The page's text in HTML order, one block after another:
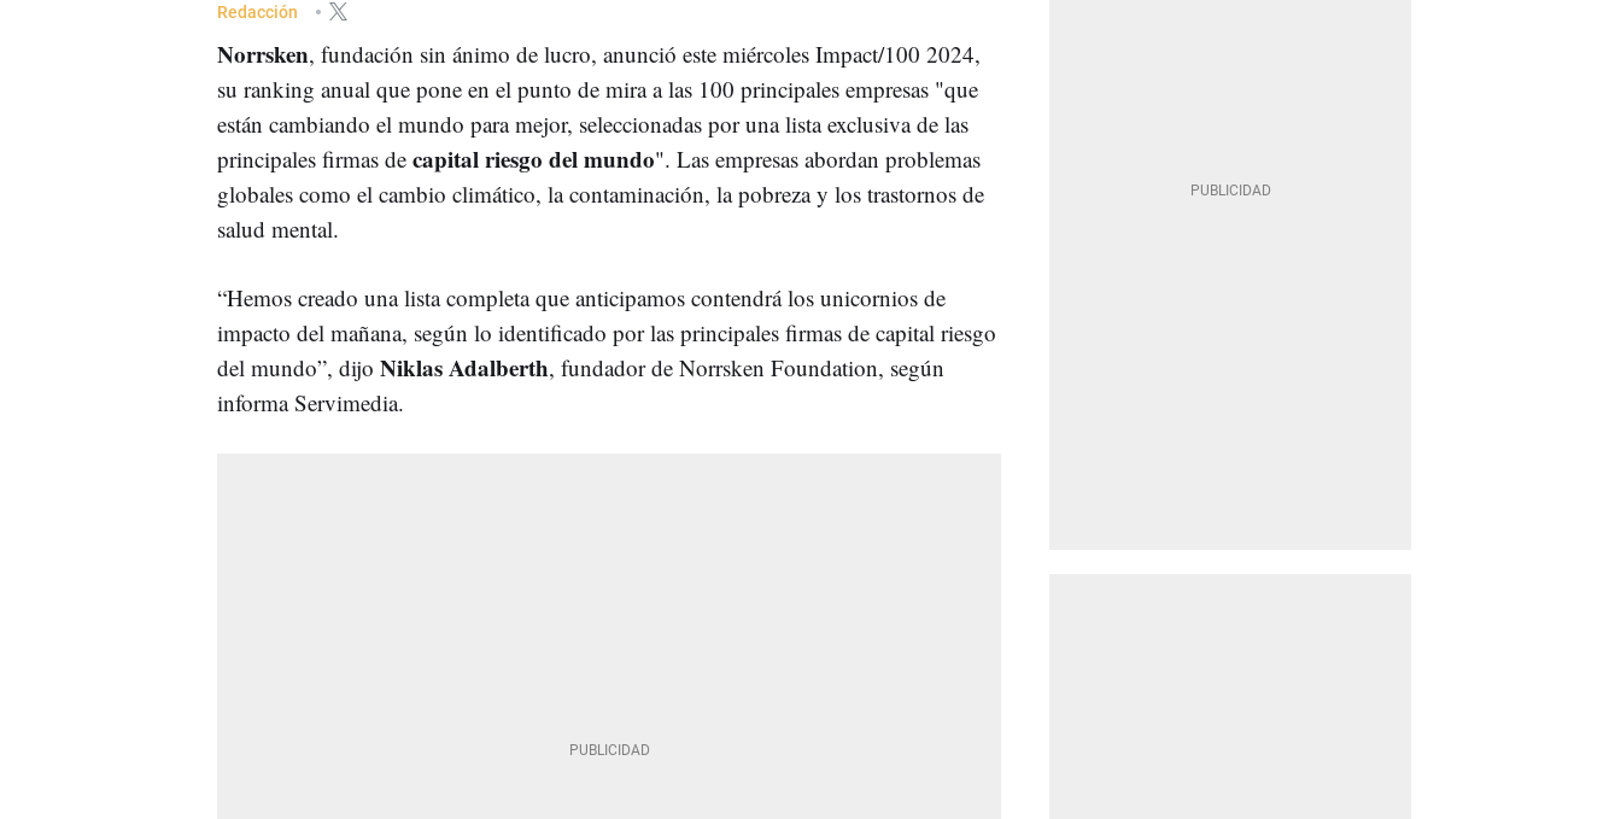
Redacción
Norrsken, fundación sin ánimo de lucro, anunció este miércoles Impact/100 2024,
su ranking anual que pone en el punto de mira a las 100 principales empresas "que
están cambiando el mundo para mejor, seleccionadas por una lista exclusiva de las
principales firmas de capital riesgo del mundo". Las empresas abordan problemas
globales como el cambio climático, la contaminación, la pobreza y los trastornos de
salud mental.
“Hemos creado una lista completa que anticipamos contendrá los unicornios de
impacto del mañana, según lo identificado por las principales firmas de capital riesgo
del mundo”, dijo Niklas Adalberth, fundador de Norrsken Foundation, según
informa Servimedia.